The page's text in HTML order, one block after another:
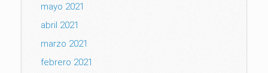
mayo 2021
abril 2021
marzo 2021
febrero 2021